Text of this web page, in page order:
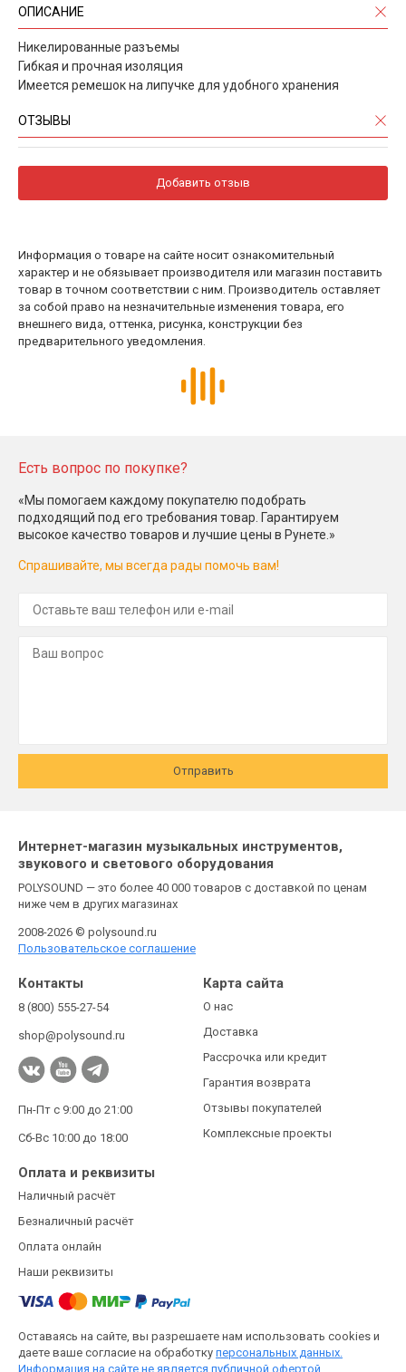
ОПИСАНИЕ
Никелированные разъемы
Гибкая и прочная изоляция
Имеется ремешок на липучке для удобного хранения
ОТЗЫВЫ
Добавить отзыв
Информация о товаре на сайте носит ознакомительный
характер и не обязывает производителя или магазин поставить
товар в точном соответствии с ним. Производитель оставляет
за собой право на незначительные изменения товара, его
внешнего вида, оттенка, рисунка, конструкции без
предварительного уведомления.
Есть вопрос по покупке?
«Мы помогаем каждому покупателю подобрать
подходящий под его требования товар. Гарантируем
высокое качество товаров и лучшие цены в Рунете.»
Спрашивайте, мы всегда рады помочь вам!
Отправить
Интернет-магазин музыкальных инструментов,
звукового и светового оборудования
POLYSOUND — это более 40 000 товаров с доставкой по ценам
ниже чем в других магазинах
2008-2026 © polysound.ru
Пользовательское соглашение
Контакты
8 (800) 555-27-54
shop@polysound.ru
Пн-Пт с 9:00 до 21:00
Сб-Вс 10:00 до 18:00
Карта сайта
О нас
Доставка
Рассрочка или кредит
Гарантия возврата
Отзывы покупателей
Комплексные проекты
Оплата и реквизиты
Наличный расчёт
Безналичный расчёт
Оплата онлайн
Наши реквизиты
Оставаясь на сайте, вы разрешаете нам использовать cookies и
даете ваше согласие на обработку персональных данных.
Информация на сайте не является публичной офертой